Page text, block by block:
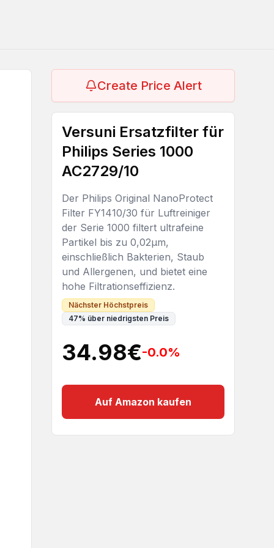
Create Price Alert
Versuni Ersatzfilter für
Philips Series 1000
AC2729/10
Der Philips Original NanoProtect
Filter FY1410/30 für Luftreiniger
der Serie 1000 filtert ultrafeine
Partikel bis zu 0,02μm,
einschließlich Bakterien, Staub
und Allergenen, und bietet eine
hohe Filtrationseffizienz.
Nächster Höchstpreis
47% über niedrigsten Preis
34.98€-0.0%
Auf Amazon kaufen